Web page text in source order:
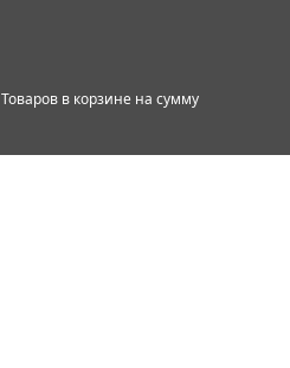
Товаров в корзине на сумму